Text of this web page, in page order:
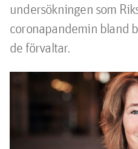
undersökningen som
coronapandemin bland
de förvaltar.